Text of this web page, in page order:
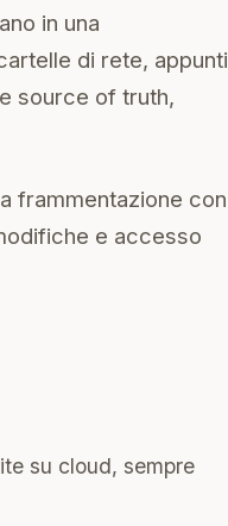
in una
di rete, appunti
source of truth,
frammentazione con
e accesso
su cloud, sempre